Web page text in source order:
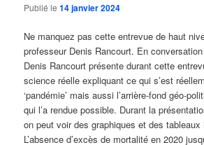
Publié le14 janvier 2024
Ne manquez pas cette entrevue de haut
professeur Denis Rancourt. En
Denis Rancourt présente durant cette
science réelle expliquant ce qui s’est
‘pandémie’ mais aussi l’arrière-fond géo-
qui l’a rendue possible. Durant la
on peut voir des graphiques et des
L’absence d’excès de mortalité en 2020